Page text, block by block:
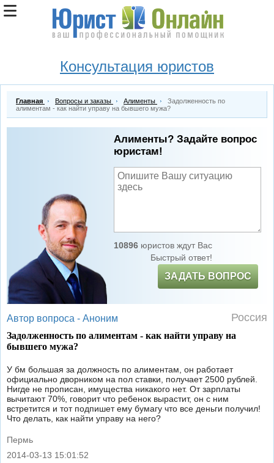
Консультация юристов
Главная Вопросы и заказы Алименты
Задолженность по
алиментам - как найти управу на бывшего мужа?
Алименты? Задайте вопрос
юристам!
10896юристов ждут Вас
Быстрый ответ!
ЗАДАТЬ ВОПРОС
Автор вопроса - Аноним Россия
Задолженность по алиментам - как найти управу на
бывшего мужа?
У бм большая за должность по алиментам, он работает
официально дворником на пол ставки, получает 2500 рублей.
Нигде не прописан, имущества никакого нет. От зарплаты
вычитают 70%, говорит что ребенок вырастит, он с ним
встретится и тот подпишет ему бумагу что все деньги получил!
Что делать, как найти управу на него?
Пермь
|
2014-03-13 15:01:52